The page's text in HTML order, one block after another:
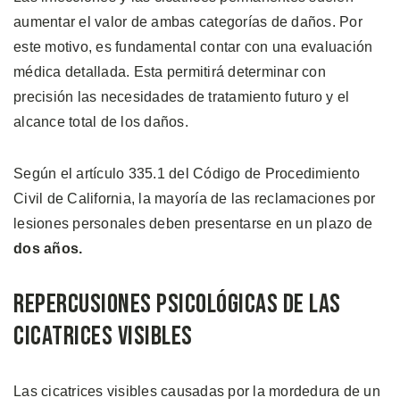
aumentar el valor de ambas categorías de daños. Por
este motivo, es fundamental contar con una evaluación
médica detallada. Esta permitirá determinar con
precisión las necesidades de tratamiento futuro y el
alcance total de los daños.
Según el artículo 335.1 del Código de Procedimiento
Civil de California, la mayoría de las reclamaciones por
lesiones personales deben presentarse en un plazo de
dos años.
Repercusiones Psicológicas de las
Cicatrices Visibles
Las cicatrices visibles causadas por la mordedura de un